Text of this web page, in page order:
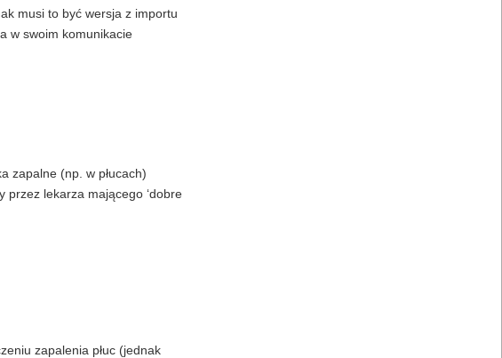
musi to być wersja z importu
w swoim komunikacie
zapalne (np. w płucach)
przez lekarza mającego ‘dobre
zapalenia płuc (jednak